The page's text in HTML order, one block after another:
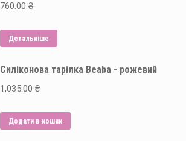
760.00 ₴
Детальніше
Силіконова тарілка Beaba - рожевий
1,035.00 ₴
Додати в кошик